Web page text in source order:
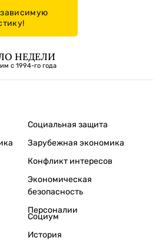
НЕДЕЛИ
с 1994-го года
Социальная защита
Зарубежная экономика
Конфликт интересов
Экономическая
безопасность
Персоналии
Социум
История